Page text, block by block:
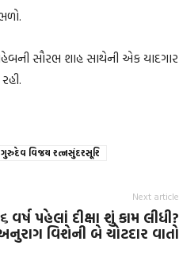
સૌરભ શાહ સાથેની એક યાદગાર
ગુરુદેવ વિજય રત્નસુંદરસૂરિ
Next article
પહેલાં દીક્ષા શું કામ લીધી?
વિશેની બે ચોટદાર વાતો